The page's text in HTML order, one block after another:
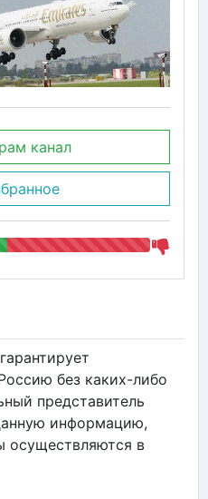
канал
без каких-либо
представитель
информацию,
осуществляются в